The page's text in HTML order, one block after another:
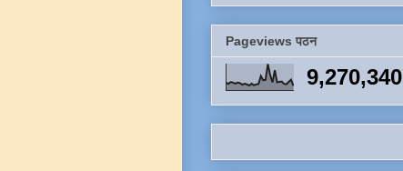
Pageviews पठन
9,270,340